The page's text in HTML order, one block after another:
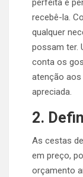
perfeita é
recebê-la.
qualquer
possam ter.
conta os
atenção
apreciada.
2.
As cestas
em preço,
orçamento